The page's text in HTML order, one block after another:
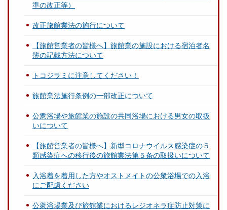
準の改正等）
改正旅館業法の施行について
【旅館営業者の皆様へ】旅館業の施設における宿泊者名
簿の記載方法について
トコジラミに注意してください！
旅館業法施行条例の一部改正について
公衆浴場や旅館業の施設の共同浴場における男女の取扱
いについて
【旅館営業者の皆様へ】新型コロナウイルス感染症の５
類感染症への移行後の旅館業法第５条の取扱いについて
入浴着を着用した方やオストメイトの公衆浴場での入浴
にご配慮ください
公衆浴場業及び旅館業におけるレジオネラ症防止対策に